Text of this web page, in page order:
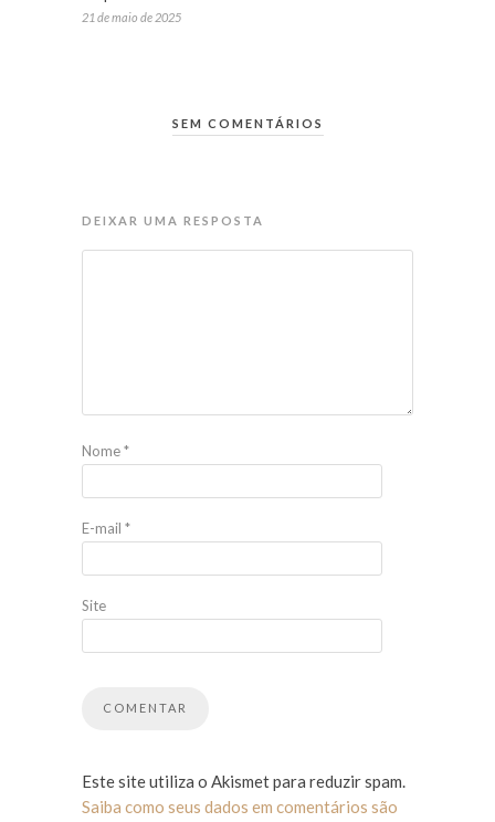
21 de maio de 2025
SEM COMENTÁRIOS
DEIXAR UMA RESPOSTA
Nome*
E-mail *
Site
Este site utiliza o Akismet para reduzir spam.
Saiba como seus dados em comentários são